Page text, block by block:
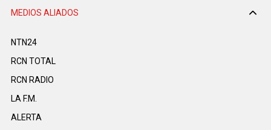
MEDIOS ALIADOS
NTN24
RCN TOTAL
RCN RADIO
LA F.M.
ALERTA